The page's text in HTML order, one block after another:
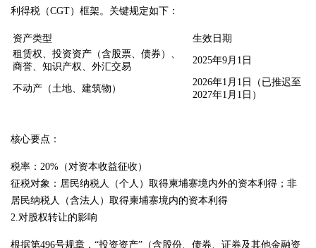
利得税（CGT）框架。关键规定如下：
资产类型
生效日期
租赁权、投资资产（含股票、债券）、
商誉、知识产权、外汇交易
2025年9月1日
不动产（土地、建筑物）
2026年1月1日（已推迟至
2027年1月1日）
核心要点：
税率：20%（对资本收益征收）
征税对象：居民纳税人（个人）取得柬埔寨境内外的资本利得；非
居民纳税人（含法人）取得柬埔寨境内的资本利得
2.对股权转让的影响
根据第496号规章，“投资资产”（含股份、债券、证券及其他金融资